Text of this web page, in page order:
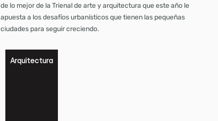
de lo mejor de la Trienal de arte y arquitectura que este año le
apuesta a los desafíos urbanísticos que tienen las pequeñas
ciudades para seguir creciendo.
Arquitectura